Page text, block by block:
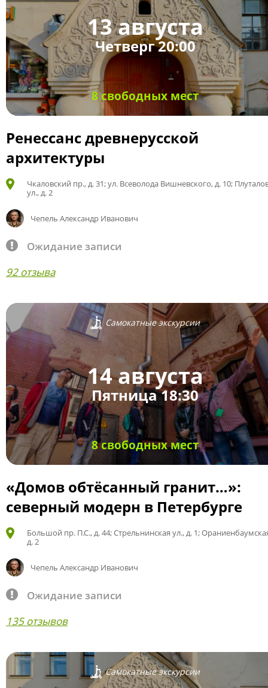
13 августа
Четверг 20:00
8 свободных мест
Ренессанс древнерусской
архитектуры
Чкаловский пр., д. 31; ул. Всеволода Вишневского, д. 10;
ул., д. 2
Чепель Александр Иванович
Ожидание записи
92 отзыва
Самокатные экскурсии
14 августа
Пятница 18:30
8 свободных мест
«Домов обтёсанный гранит…»:
северный модерн в Петербурге
Большой пр. П.С., д. 44; Стрельнинская ул., д. 1;
д. 2
Чепель Александр Иванович
Ожидание записи
135 отзывов
Самокатные экскурсии